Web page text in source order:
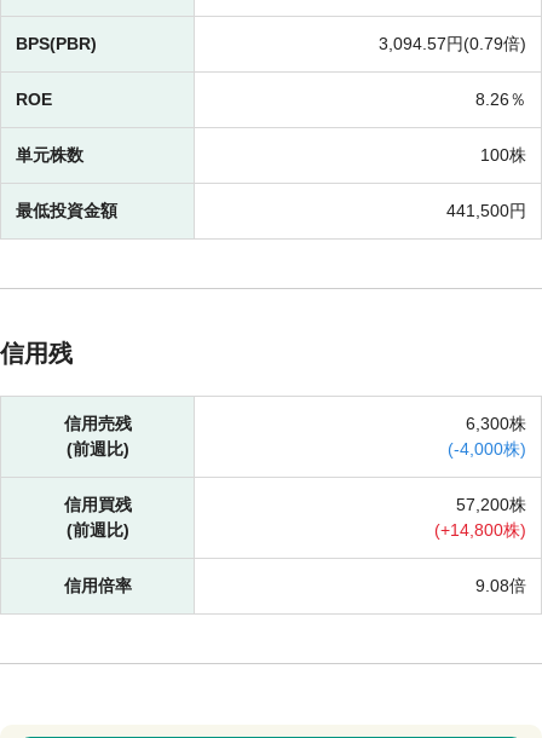
BPS(PBR) 3,094.57円(0.79倍)
ROE 8.26％
単元株数 100株
最低投資金額 441,500円
信用残
信用売残
(前週比)
6,300株
(-4,000株)
信用買残
(前週比)
57,200株
(+14,800株)
信用倍率 9.08倍